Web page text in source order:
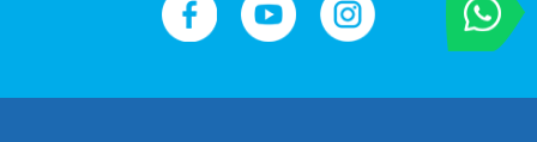
Entre em